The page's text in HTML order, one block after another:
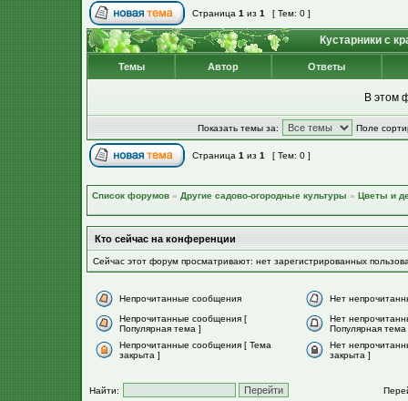
Страница 1 из 1 [ Тем: 0 ]
Кустарники с
Темы Автор Ответы
В этом
Показать темы за: Поле
Страница 1 из 1 [ Тем: 0 ]
Список форумов » Другие садово-огородные культуры » Цветы и
Кто сейчас на конференции
Сейчас этот форум просматривают: нет зарегистрированных
Непрочитанные сообщения
Нет
Непрочитанные сообщения [
Популярная тема ]
Нет
Популярная тема
Непрочитанные сообщения [ Тема
закрыта ]
Нет
закрыта ]
Найти: